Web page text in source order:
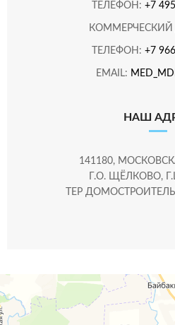
ТЕЛЕФОН: +7
КОММЕРЧЕСКИЙ
ТЕЛЕФОН: +7
EMAIL:
НАШ
141180,
Г.О. ЩЁЛКОВО,
ТЕР